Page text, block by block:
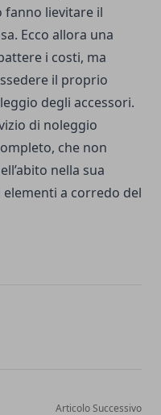
fanno lievitare il
Ecco allora una
i costi, ma
il proprio
degli accessori.
di noleggio
che non
nella sua
a corredo del
Articolo Successivo